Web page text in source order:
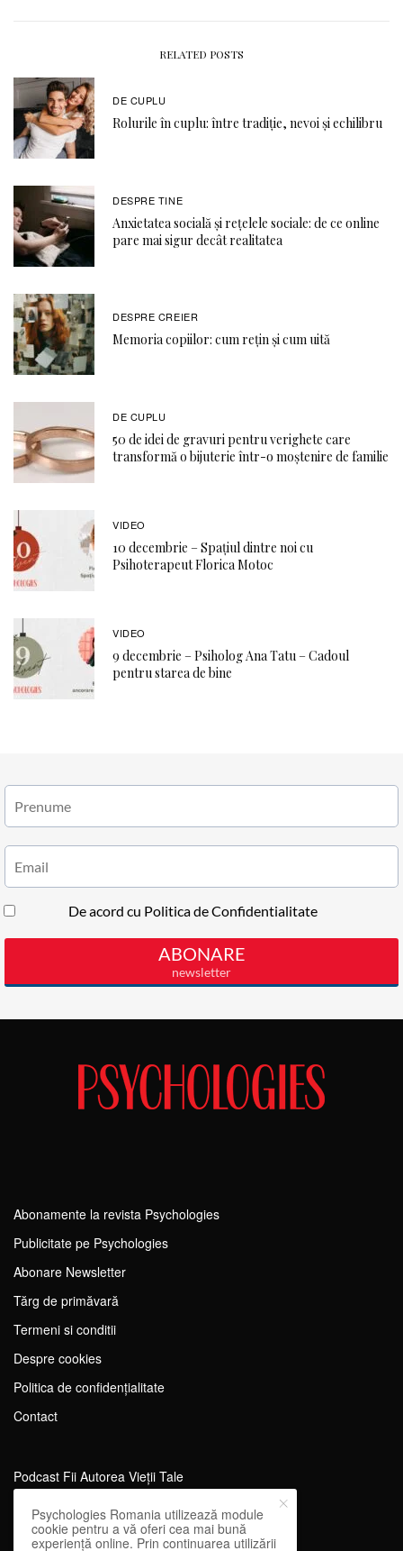
RELATED POSTS
DE CUPLU
Rolurile în cuplu: între tradiție, nevoi și echilibru
DESPRE TINE
Anxietatea socială și rețelele sociale: de ce online
pare mai sigur decât realitatea
DESPRE CREIER
Memoria copiilor: cum rețin și cum uită
DE CUPLU
50 de idei de gravuri pentru verighete care
transformă o bijuterie într-o moștenire de familie
VIDEO
10 decembrie – Spațiul dintre noi cu
Psihoterapeut Florica Motoc
VIDEO
9 decembrie – Psiholog Ana Tatu – Cadoul
pentru starea de bine
Abonamente la revista Psychologies
Publicitate pe Psychologies
Abonare Newsletter
Tărg de primăvară
Termeni si conditii
Despre cookies
Politica de confidențialitate
Contact
Podcast Fii Autorea Vieții Tale
Evenimente Fii Autoarea Vieții Tale!
SportEdu
Psychologies Romania utilizează module
cookie pentru a vă oferi cea mai bună
experiență online. Prin continuarea utilizării